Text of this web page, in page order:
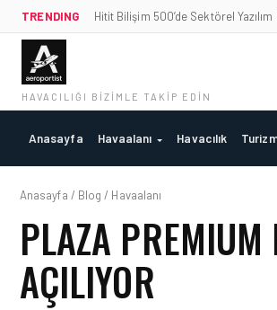
TRENDING Hitit Bilişim 500’de Sektörel
HAVACILIĞI BIZIMLE TAKIP EDIN
Anasayfa Havaalanı Havacılık
Anasayfa / Blog / Havaalanı
PLAZA
AÇILIYOR